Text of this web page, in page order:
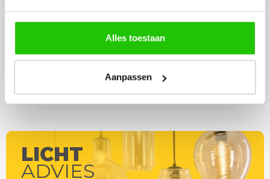
Alles toestaan
Aanpassen
LICHT
ADVIES